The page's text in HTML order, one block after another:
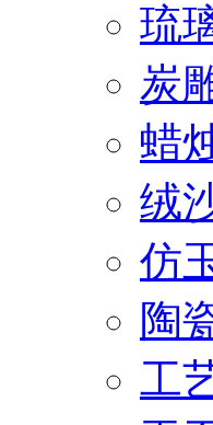
琉
炭
蜡
绒
仿
陶
工